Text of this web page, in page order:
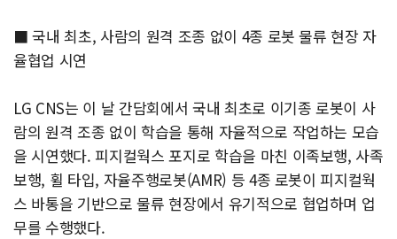
■ 국내 최초, 사람의 원격 조종 없이 4종 로봇 물류 현장 자
율협업 시연
LG CNS는 이 날 간담회에서 국내 최초로 이기종 로봇이 사
람의 원격 조종 없이 학습을 통해 자율적으로 작업하는 모습
을 시연했다. 피지컬웍스 포지로 학습을 마친 이족보행, 사족
보행, 휠 타입, 자율주행로봇(AMR) 등 4종 로봇이 피지컬웍
스 바통을 기반으로 물류 현장에서 유기적으로 협업하며 업
무를 수행했다.